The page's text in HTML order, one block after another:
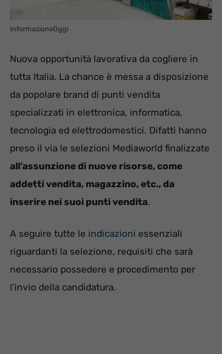
InformazioneOggi
Nuova opportunità lavorativa da cogliere in
tutta Italia. La chance è messa a disposizione
da popolare brand di punti vendita
specializzati in elettronica, informatica,
tecnologia ed elettrodomestici. Difatti hanno
preso il via le selezioni Mediaworld finalizzate
all’assunzione di nuove risorse, come
addetti vendita, magazzino, etc., da
inserire nei suoi punti vendita.
A seguire tutte le indicazioni essenziali
riguardanti la selezione, requisiti che sarà
necessario possedere e procedimento per
l’invio della candidatura.